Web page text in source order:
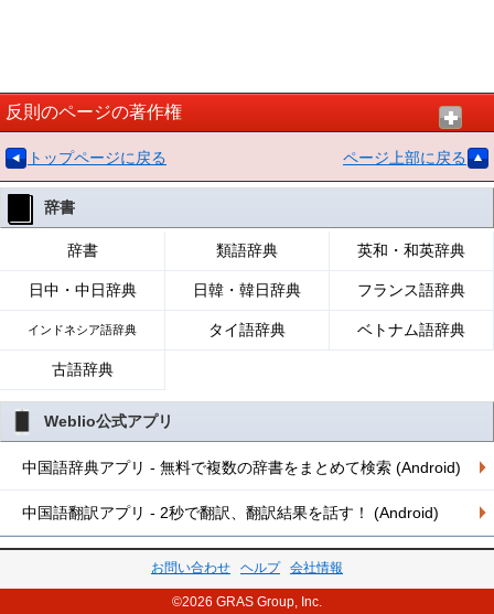
反則のページの著作権
トップページに戻る ページ上部に戻る
辞書
辞書 類語辞典 英和・和英辞典
日中・中日辞典 日韓・韓日辞典 フランス語辞典
インドネシア語辞典 タイ語辞典 ベトナム語辞典
古語辞典
Weblio公式アプリ
中国語辞典アプリ - 無料で複数の辞書をまとめて検索 (Android)
中国語翻訳アプリ - 2秒で翻訳、翻訳結果を話す！ (Android)
お問い合わせ ヘルプ 会社情報
©2026 GRAS Group, Inc.